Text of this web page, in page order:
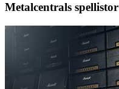
Metalcentrals spellistor